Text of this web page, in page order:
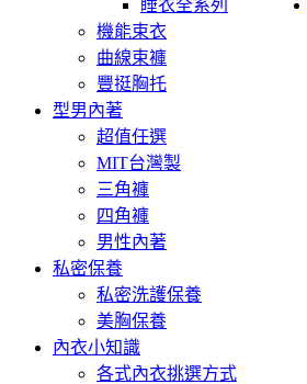
睡衣全系列
機能束衣
曲線束褲
豐挺胸托
型男內著
超值任選
MIT台灣製
三角褲
四角褲
男性內著
私密保養
私密洗護保養
美胸保養
內衣小知識
各式內衣挑選方式